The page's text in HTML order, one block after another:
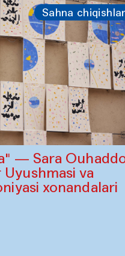
Sahna
— Sara
va
xonandalari